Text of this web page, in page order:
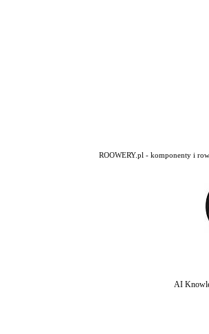
ROOWERY.pl - komponenty i
AI